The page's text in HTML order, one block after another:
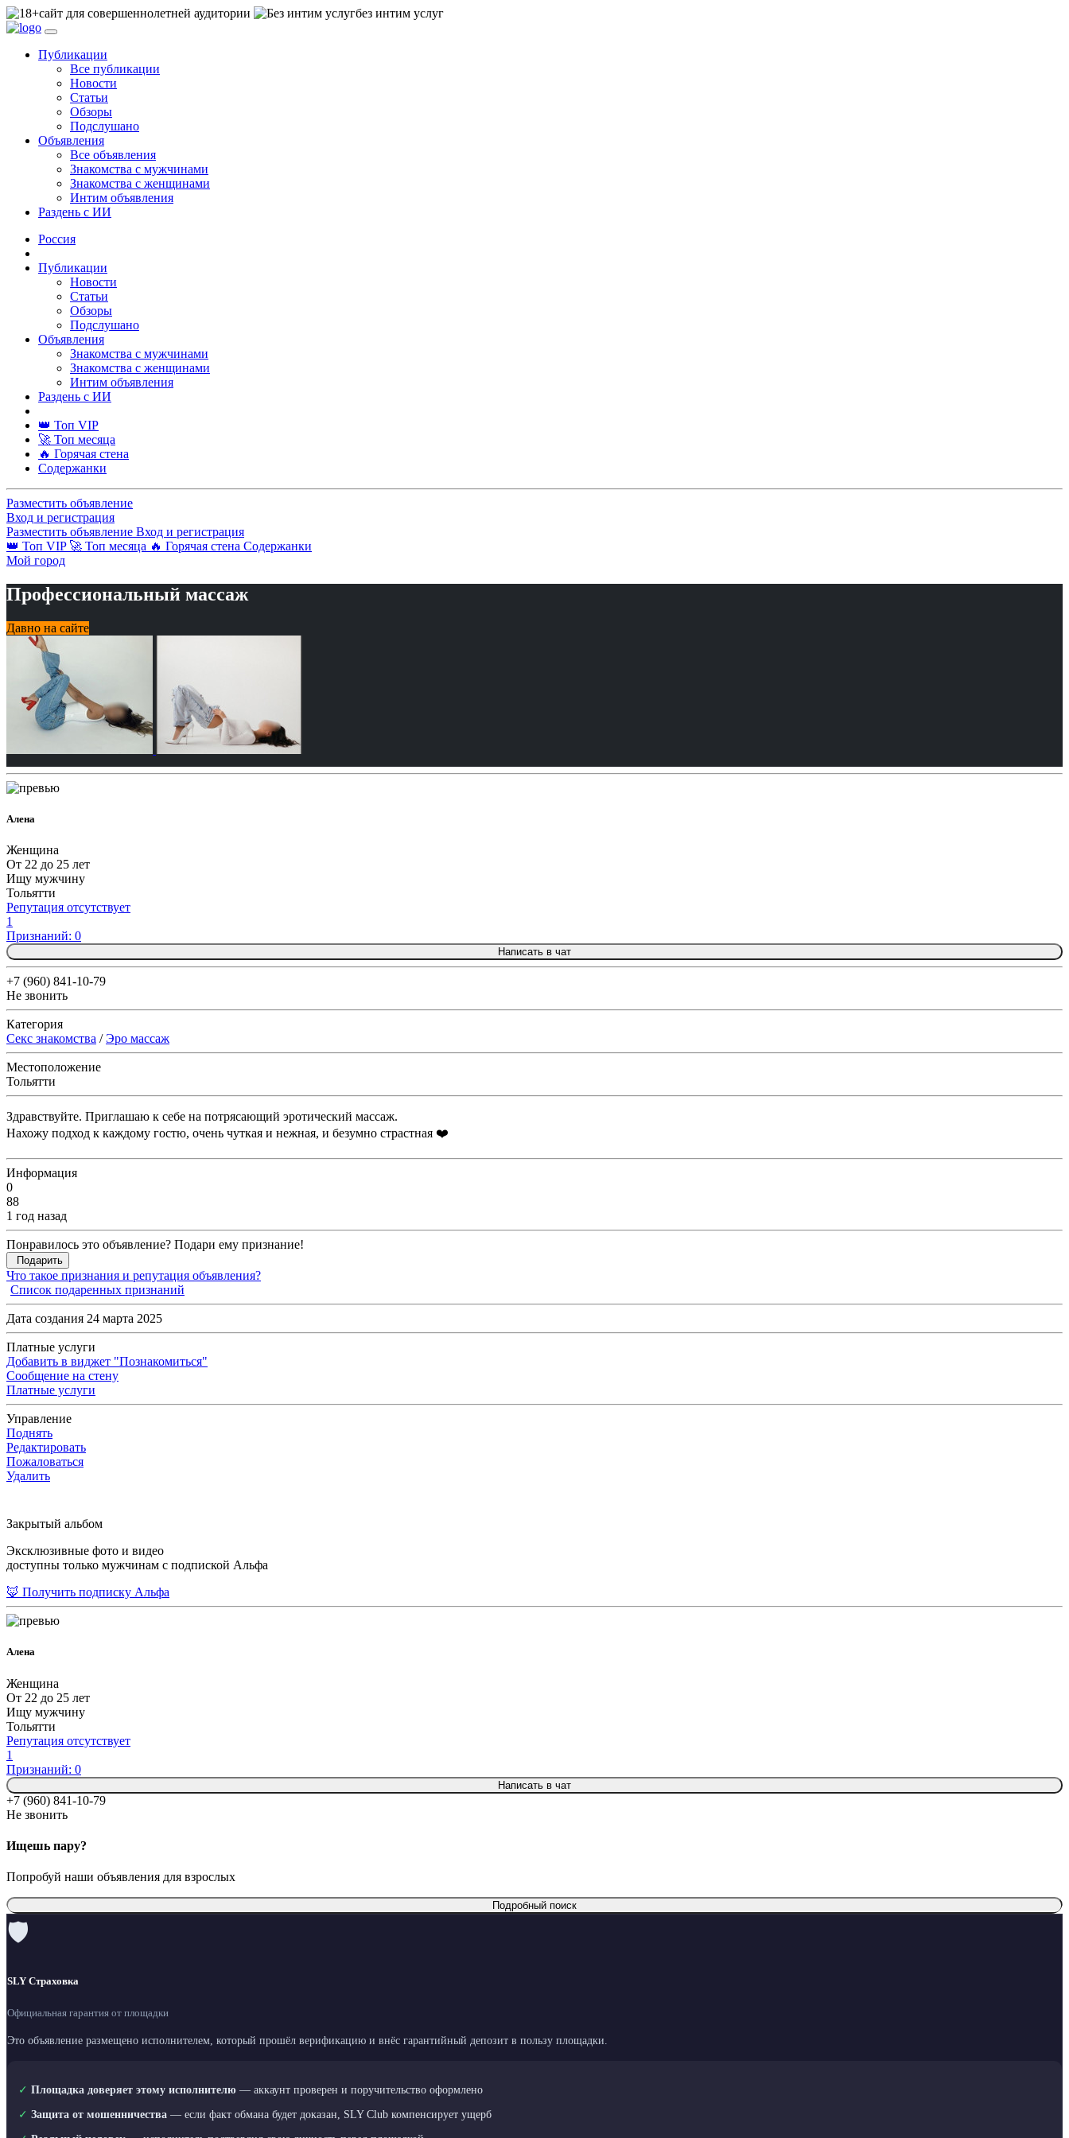
сайт для совершеннолетней аудитории без интим услуг
Публикации
Все публикации
Новости
Статьи
Обзоры
Подслушано
Объявления
Все объявления
Знакомства с мужчинами
Знакомства с женщинами
Интим объявления
Раздень с ИИ
Россия
Публикации
Новости
Статьи
Обзоры
Подслушано
Объявления
Знакомства с мужчинами
Знакомства с женщинами
Интим объявления
Раздень с ИИ
👑 Топ VIP
🚀 Топ месяца
🔥 Горячая стена
Содержанки
Разместить объявление
Вход и регистрация
Разместить объявление Вход и регистрация
👑 Топ VIP 🚀 Топ месяца 🔥 Горячая стена Содержанки
Мой город
Профессиональный массаж
Давно на сайте
Алена
Женщина
От 22 до 25 лет
Ищу мужчину
Тольятти
Репутация отсутствует
1
Признаний: 0
Написать в чат
+7 (960) 841-10-79
Не звонить
Категория
Секс знакомства /Эро массаж
Местоположение
Тольятти
Здравствуйте. Приглашаю к себе на потрясающий эротический массаж.
Нахожу подход к каждому гостю, очень чуткая и нежная, и безумно страстная ❤️
Информация
0
88
1 год назад
Понравилось это объявление? Подари ему признание!
Подарить
Что такое признания и репутация объявления?
Список подаренных признаний
Дата создания 24 марта 2025
Платные услуги
Добавить в виджет "Познакомиться"
Сообщение на стену
Платные услуги
Управление
Поднять
Редактировать
Пожаловаться
Удалить
Закрытый альбом
Эксклюзивные фото и видео
доступны только мужчинам с подпиской Альфа
🦊 Получить подписку Альфа
Алена
Женщина
От 22 до 25 лет
Ищу мужчину
Тольятти
Репутация отсутствует
1
Признаний: 0
Написать в чат
+7 (960) 841-10-79
Не звонить
Ищешь пару?
Попробуй наши объявления для взрослых
Подробный поиск
🛡
SLY Страховка
Официальная гарантия от площадки
Это объявление размещено исполнителем, который прошёл верификацию и внёс гарантийный депозит в пользу площадки.
✓ Площадка доверяет этому исполнителю — аккаунт проверен и поручительство оформлено
✓ Защита от мошенничества — если факт обмана будет доказан, SLY Club компенсирует ущерб